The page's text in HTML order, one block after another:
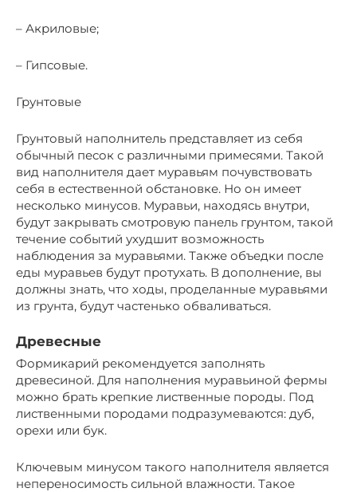
– Акриловые;
– Гипсовые.
Грунтовые
Грунтовый наполнитель представляет из себя
обычный песок с различными примесями. Такой
вид наполнителя дает муравьям почувствовать
себя в естественной обстановке. Но он имеет
несколько минусов. Муравьи, находясь внутри,
будут закрывать смотровую панель грунтом, такой
течение событий ухудшит возможность
наблюдения за муравьями. Также объедки после
еды муравьев будут протухать. В дополнение, вы
должны знать, что ходы, проделанные муравьями
из грунта, будут частенько обваливаться.
Древесные
Формикарий рекомендуется заполнять
древесиной. Для наполнения муравьиной фермы
можно брать крепкие лиственные породы. Под
лиственными породами подразумеваются: дуб,
орехи или бук.
Ключевым минусом такого наполнителя является
непереносимость сильной влажности. Такое